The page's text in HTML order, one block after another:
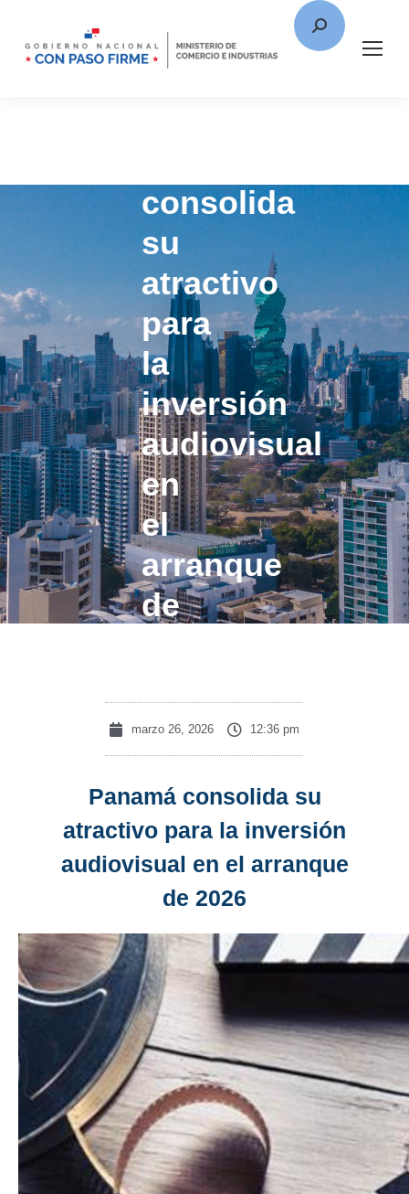
consolida
su
atractivo
para
la
inversión
audiovisual
en
el
arranque
de
marzo 26, 2026 12:36 pm
Panamá consolida su
atractivo para la inversión
audiovisual en el arranque
de 2026